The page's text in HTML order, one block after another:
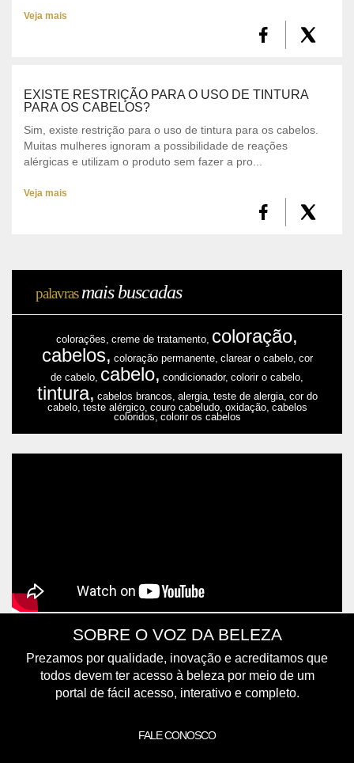
Veja mais
EXISTE RESTRIÇÃO PARA O USO DE TINTURA
PARA OS CABELOS?
Sim, existe restrição para o uso de tintura para os cabelos.
Muitas mulheres ignoram a possibilidade de reações
alérgicas e utilizam o produto sem fazer a pro...
Veja mais
palavrasmais buscadas
colorações, creme de tratamento, coloração,
cabelos, coloração permanente, clarear o cabelo, cor
de cabelo, cabelo, condicionador, colorir o cabelo,
tintura, cabelos brancos, alergia, teste de alergia, cor do
cabelo, teste alérgico, couro cabeludo, oxidação, cabelos
coloridos, colorir os cabelos
SOBRE O VOZ DA BELEZA
Prezamos por qualidade, inovação e acreditamos que
todos devem ter acesso à beleza por meio de um
portal de fácil acesso, interativo e completo.
FALE CONOSCO